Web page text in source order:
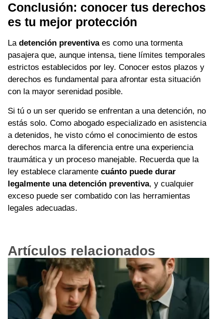
Conclusión: conocer tus derechos
es tu mejor protección
La detención preventivaes como una tormenta
pasajera que, aunque intensa, tiene límites temporales
estrictos establecidos por ley. Conocer estos plazos y
derechos es fundamental para afrontar esta situación
con la mayor serenidad posible.
Si tú o un ser querido se enfrentan a una detención, no
estás solo. Como abogado especializado en asistencia
a detenidos, he visto cómo el conocimiento de estos
derechos marca la diferencia entre una experiencia
traumática y un proceso manejable. Recuerda que la
ley establece claramente cuánto puede durar
legalmente una detención preventiva, y cualquier
exceso puede ser combatido con las herramientas
legales adecuadas.
Artículos relacionados